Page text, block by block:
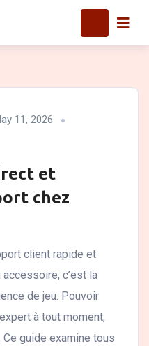
Solerealty
11, 2026
et
chez
client rapide et
c’est la
de jeu. Pouvoir
à tout moment,
guide examine tous